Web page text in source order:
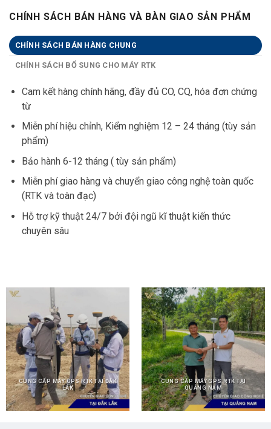
CHÍNH SÁCH BÁN HÀNG VÀ BÀN GIAO SẢN PHẨM
CHÍNH SÁCH BÁN HÀNG CHUNG
CHÍNH SÁCH BỔ SUNG CHO MÁY RTK
Cam kết hàng chính hãng, đầy đủ CO, CQ, hóa đơn chứng
từ
Miễn phí hiệu chỉnh, Kiểm nghiệm 12 – 24 tháng (tùy sản
phẩm)
Bảo hành 6-12 tháng ( tùy sản phẩm)
Miễn phí giao hàng và chuyển giao công nghệ toàn quốc
(RTK và toàn đạc)
Hỗ trợ kỹ thuật 24/7 bởi đội ngũ kĩ thuật kiến thức
chuyên sâu
CUNG CẤP MÁY GPS RTK TẠI ĐẮK
LẮK
CUNG CẤP MÁY GPS RTK TẠI
QUẢNG NAM